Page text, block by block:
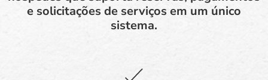
e solicitações de serviços em um único
sistema.